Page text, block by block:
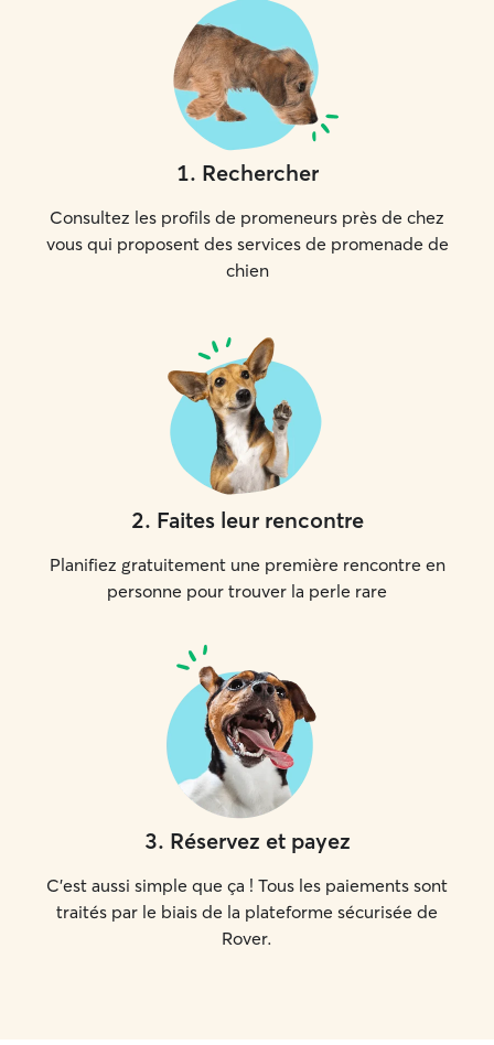
1. Rechercher
Consultez les profils de promeneurs près de chez
vous qui proposent des services de promenade de
chien
2. Faites leur rencontre
Planifiez gratuitement une première rencontre en
personne pour trouver la perle rare
3. Réservez et payez
C'est aussi simple que ça ! Tous les paiements sont
traités par le biais de la plateforme sécurisée de
Rover.